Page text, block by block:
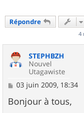
Répondre
4
STEPHBZH
Nouvel
Utagawiste
M
s
s
03 juin 2009, 18:34
Bonjour à tous,